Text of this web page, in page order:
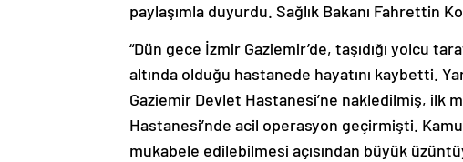
paylaşımla duyurdu. Sağlık Bakanı Fahrettin
“Dün gece İzmir Gaziemir’de, taşıdığı yolcu
altında olduğu hastanede hayatını kaybetti.
Gaziemir Devlet Hastanesi’ne nakledilmiş, ilk
Hastanesi’nde acil operasyon geçirmişti.
mukabele edilebilmesi açısından büyük